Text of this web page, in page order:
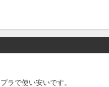
ラで使い安いです。